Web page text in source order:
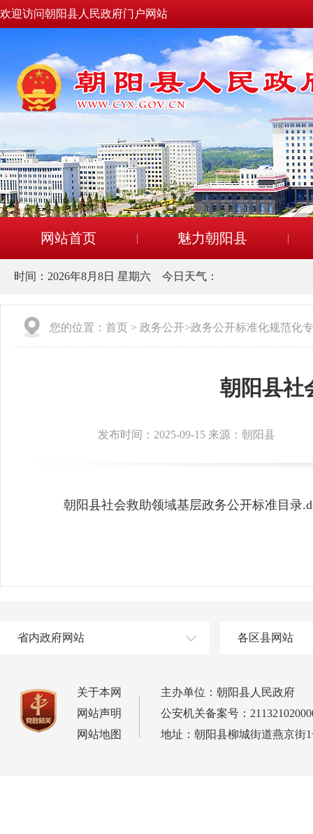
欢迎访问朝阳县人民政府门户网站
网站首页 魅力朝阳县
时间： 2026年8月8日 星期六 今日天气：
您的位置： 首页 > 政务公开>政务公开标准化规范化
朝阳县社
发布时间：2025-09-15 来源：朝阳县
朝阳县社会救助领域基层政务公开标准目录
省内政府网站 各区县网站
关于本网
网站声明
网站地图
主办单位：朝阳县人民政府
公安机关备案号：
地址：朝阳县柳城街道燕京街